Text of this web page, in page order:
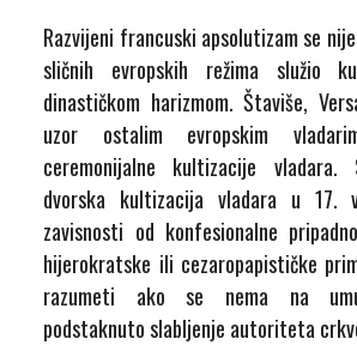
Razvijeni francuski apsolutizam se
sličnih evropskih režima služio
dinastičkom harizmom. Štaviše,
uzor ostalim evropskim
ceremonijalne kultizacije vladara.
dvorska kultizacija vladara u
zavisnosti od konfesionalne
hijerokratske ili cezaropapističke
razumeti ako se nema na
podstaknuto slabljenje autoriteta